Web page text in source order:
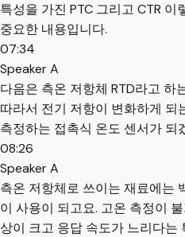
특성을 가진 PTC 그리고 CTR
중요한 내용입니다.
07:34
Speaker A
다음은 측온 저항체 RTD라고 하
따라서 전기 저항이 변화하게 되
측정하는 접촉식 온도 센서가 되
08:26
Speaker A
측온 저항체로 쓰이는 재료에는
이 사용이 되고요. 고온 측정이
상이 크고 응답 속도가 느리다는